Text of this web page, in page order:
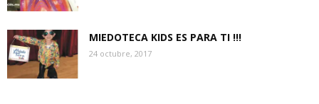
MIEDOTECA KIDS ES PARA TI !!!
24 octubre, 2017